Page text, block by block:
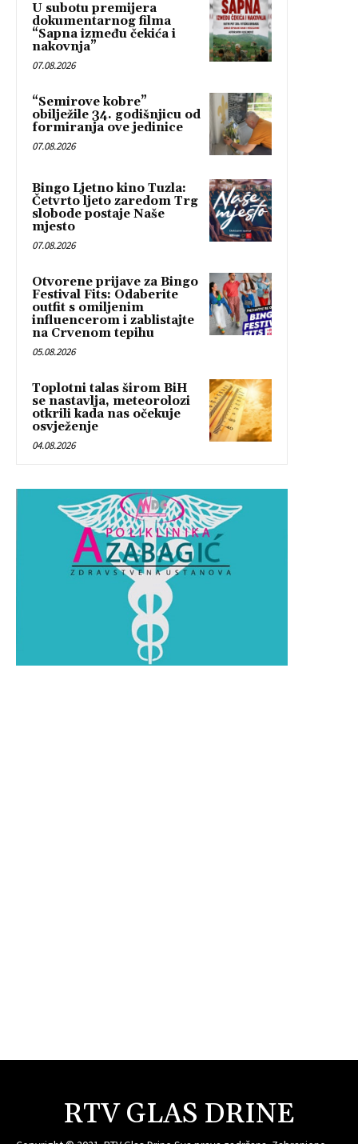
U subotu premijera
dokumentarnog filma
“Sapna između čekića i
nakovnja”
07.08.2026
“Semirove kobre”
obilježile 34. godišnjicu od
formiranja ove jedinice
07.08.2026
Bingo Ljetno kino Tuzla:
Četvrto ljeto zaredom Trg
slobode postaje Naše
mjesto
07.08.2026
Otvorene prijave za Bingo
Festival Fits: Odaberite
outfit s omiljenim
influencerom i zablistajte
na Crvenom tepihu
05.08.2026
Toplotni talas širom BiH
se nastavlja, meteorolozi
otkrili kada nas očekuje
osvježenje
04.08.2026
RTV GLAS DRINE